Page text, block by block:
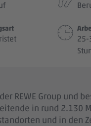
25-
REWE Group und
in rund 2.130
und in den